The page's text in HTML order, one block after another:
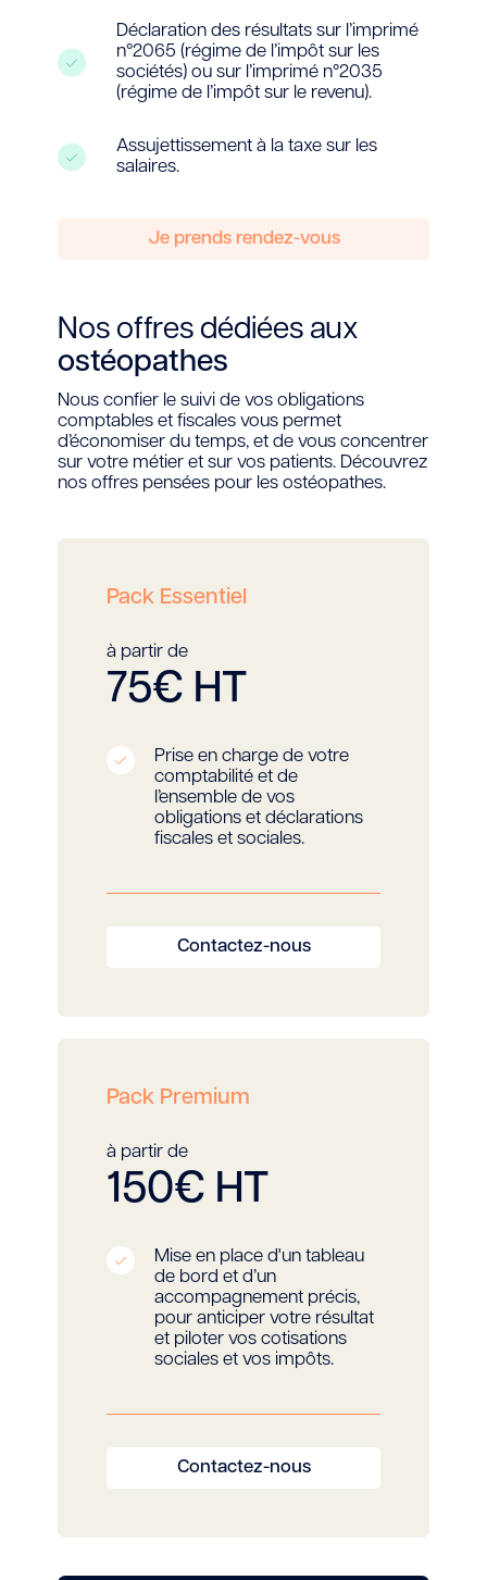
Déclaration des résultats sur l’imprimé
n°2065 (régime de l’impôt sur les
sociétés) ou sur l’imprimé n°2035
(régime de l’impôt sur le revenu).
Assujettissement à la taxe sur les
salaires.
Je prends rendez-vous
Nos offres dédiées aux
ostéopathes
Nous confier le suivi de vos obligations
comptables et fiscales vous permet
d’économiser du temps, et de vous concentrer
sur votre métier et sur vos patients. Découvrez
nos offres pensées pour les ostéopathes.
Pack Essentiel
à partir de
75€ HT
Prise en charge de votre
comptabilité et de
l’ensemble de vos
obligations et déclarations
fiscales et sociales.
Contactez-nous
Pack Premium
à partir de
150€ HT
Mise en place d'un tableau
de bord et d’un
accompagnement précis,
pour anticiper votre résultat
et piloter vos cotisations
sociales et vos impôts.
Contactez-nous